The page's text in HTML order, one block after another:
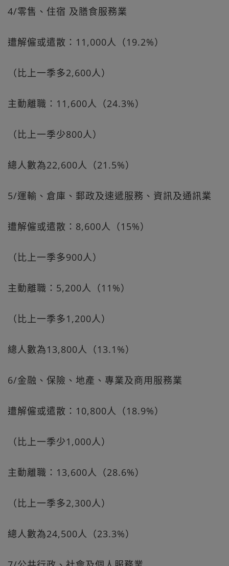
4/零售、住宿 及膳食服務業
遭解僱或遣散：11,000人（19.2%）
（比上一季多2,600人）
主動離職：11,600人（24.3%）
（比上一季少800人）
總人數為22,600人（21.5%）
5/運輸、倉庫、郵政及速遞服務、資訊及通訊業
遭解僱或遣散：8,600人（15%）
（比上一季多900人）
主動離職：5,200人（11%）
（比上一季多1,200人）
總人數為13,800人（13.1%）
6/金融、保險、地產、專業及商用服務業
遭解僱或遣散：10,800人（18.9%）
（比上一季少1,000人）
主動離職：13,600人（28.6%）
（比上一季多2,300人）
總人數為24,500人（23.3%）